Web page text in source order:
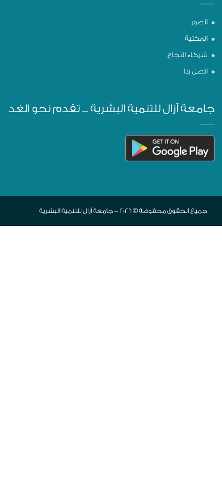
الصور
المكتبة
شركاء النجاح
اتصل بنا
جامعة آزال للتنمية البشرية ... تقدم نحو الغد
جميع الحقوق محفوظة © 2026 - جامعة آزال للتنمية البشرية